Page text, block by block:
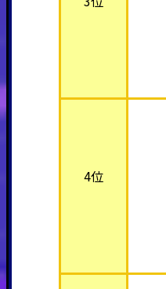
4位